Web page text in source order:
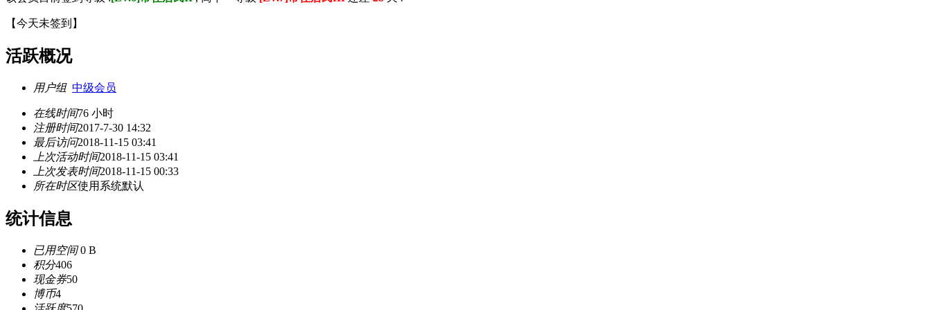
【今天未签到 】
活跃概况
用户组 中级会员
在线时间76 小时
注册时间2017-7-30 14:32
最后访问2018-11-15 03:41
上次活动时间2018-11-15 03:41
上次发表时间2018-11-15 00:33
所在时区使用系统默认
统计信息
已用空间0 B
积分406
现金券50
博币4